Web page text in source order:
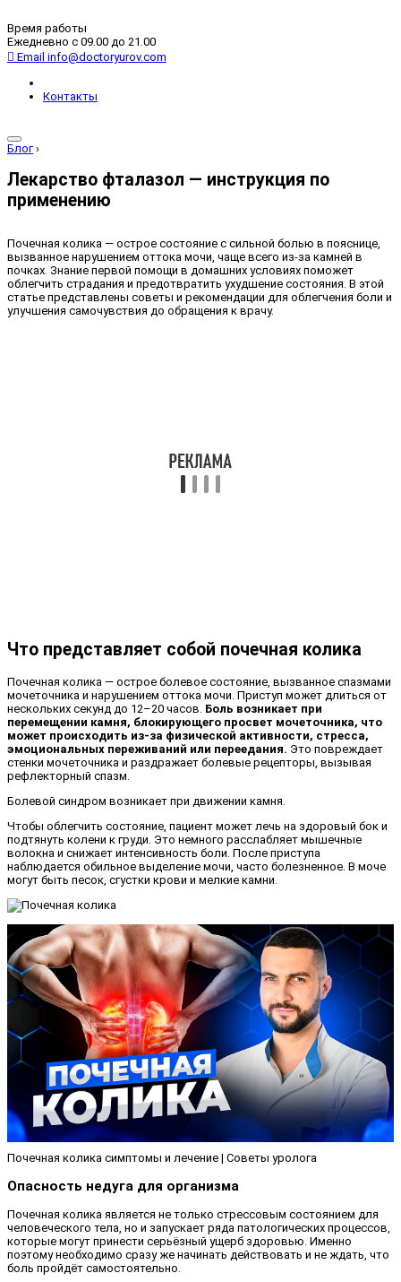
Время работы
Ежедневно с 09.00 до 21.00
Email info@doctoryurov.com
Контакты
Блог ›
Лекарство фталазол — инструкция по
применению
Почечная колика — острое состояние с сильной болью в пояснице,
вызванное нарушением оттока мочи, чаще всего из-за камней в
почках. Знание первой помощи в домашних условиях поможет
облегчить страдания и предотвратить ухудшение состояния. В этой
статье представлены советы и рекомендации для облегчения боли и
улучшения самочувствия до обращения к врачу.
Что представляет собой почечная колика
Почечная колика — острое болевое состояние, вызванное спазмами
мочеточника и нарушением оттока мочи. Приступ может длиться от
нескольких секунд до 12–20 часов. Боль возникает при
перемещении камня, блокирующего просвет мочеточника, что
может происходить из-за физической активности, стресса,
эмоциональных переживаний или переедания. Это повреждает
стенки мочеточника и раздражает болевые рецепторы, вызывая
рефлекторный спазм.
Болевой синдром возникает при движении камня.
Чтобы облегчить состояние, пациент может лечь на здоровый бок и
подтянуть колени к груди. Это немного расслабляет мышечные
волокна и снижает интенсивность боли. После приступа
наблюдается обильное выделение мочи, часто болезненное. В моче
могут быть песок, сгустки крови и мелкие камни.
Почечная колика симптомы и лечение | Советы уролога
Опасность недуга для организма
Почечная колика является не только стрессовым состоянием для
человеческого тела, но и запускает ряда патологических процессов,
которые могут принести серьёзный ущерб здоровью. Именно
поэтому необходимо сразу же начинать действовать и не ждать, что
боль пройдёт самостоятельно.